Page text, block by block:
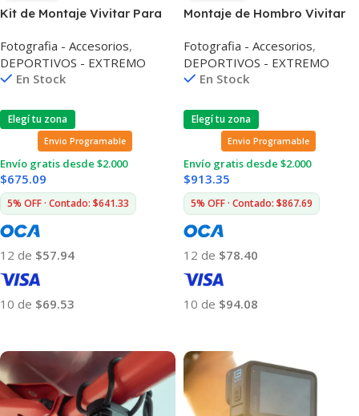
Kit de Montaje Vivitar Para
Fotografia - Accesorios,
DEPORTIVOS - EXTREMO
En Stock
Elegí tu zona
Envio Programable
Envío gratis desde $2.000
$675.09
5% OFF · Contado: $641.33
12 de $57.94
10 de $69.53
Montaje de Hombro Vivitar
Fotografia - Accesorios,
DEPORTIVOS - EXTREMO
En Stock
Elegí tu zona
Envio Programable
Envío gratis desde $2.000
$913.35
5% OFF · Contado: $867.69
12 de $78.40
10 de $94.08